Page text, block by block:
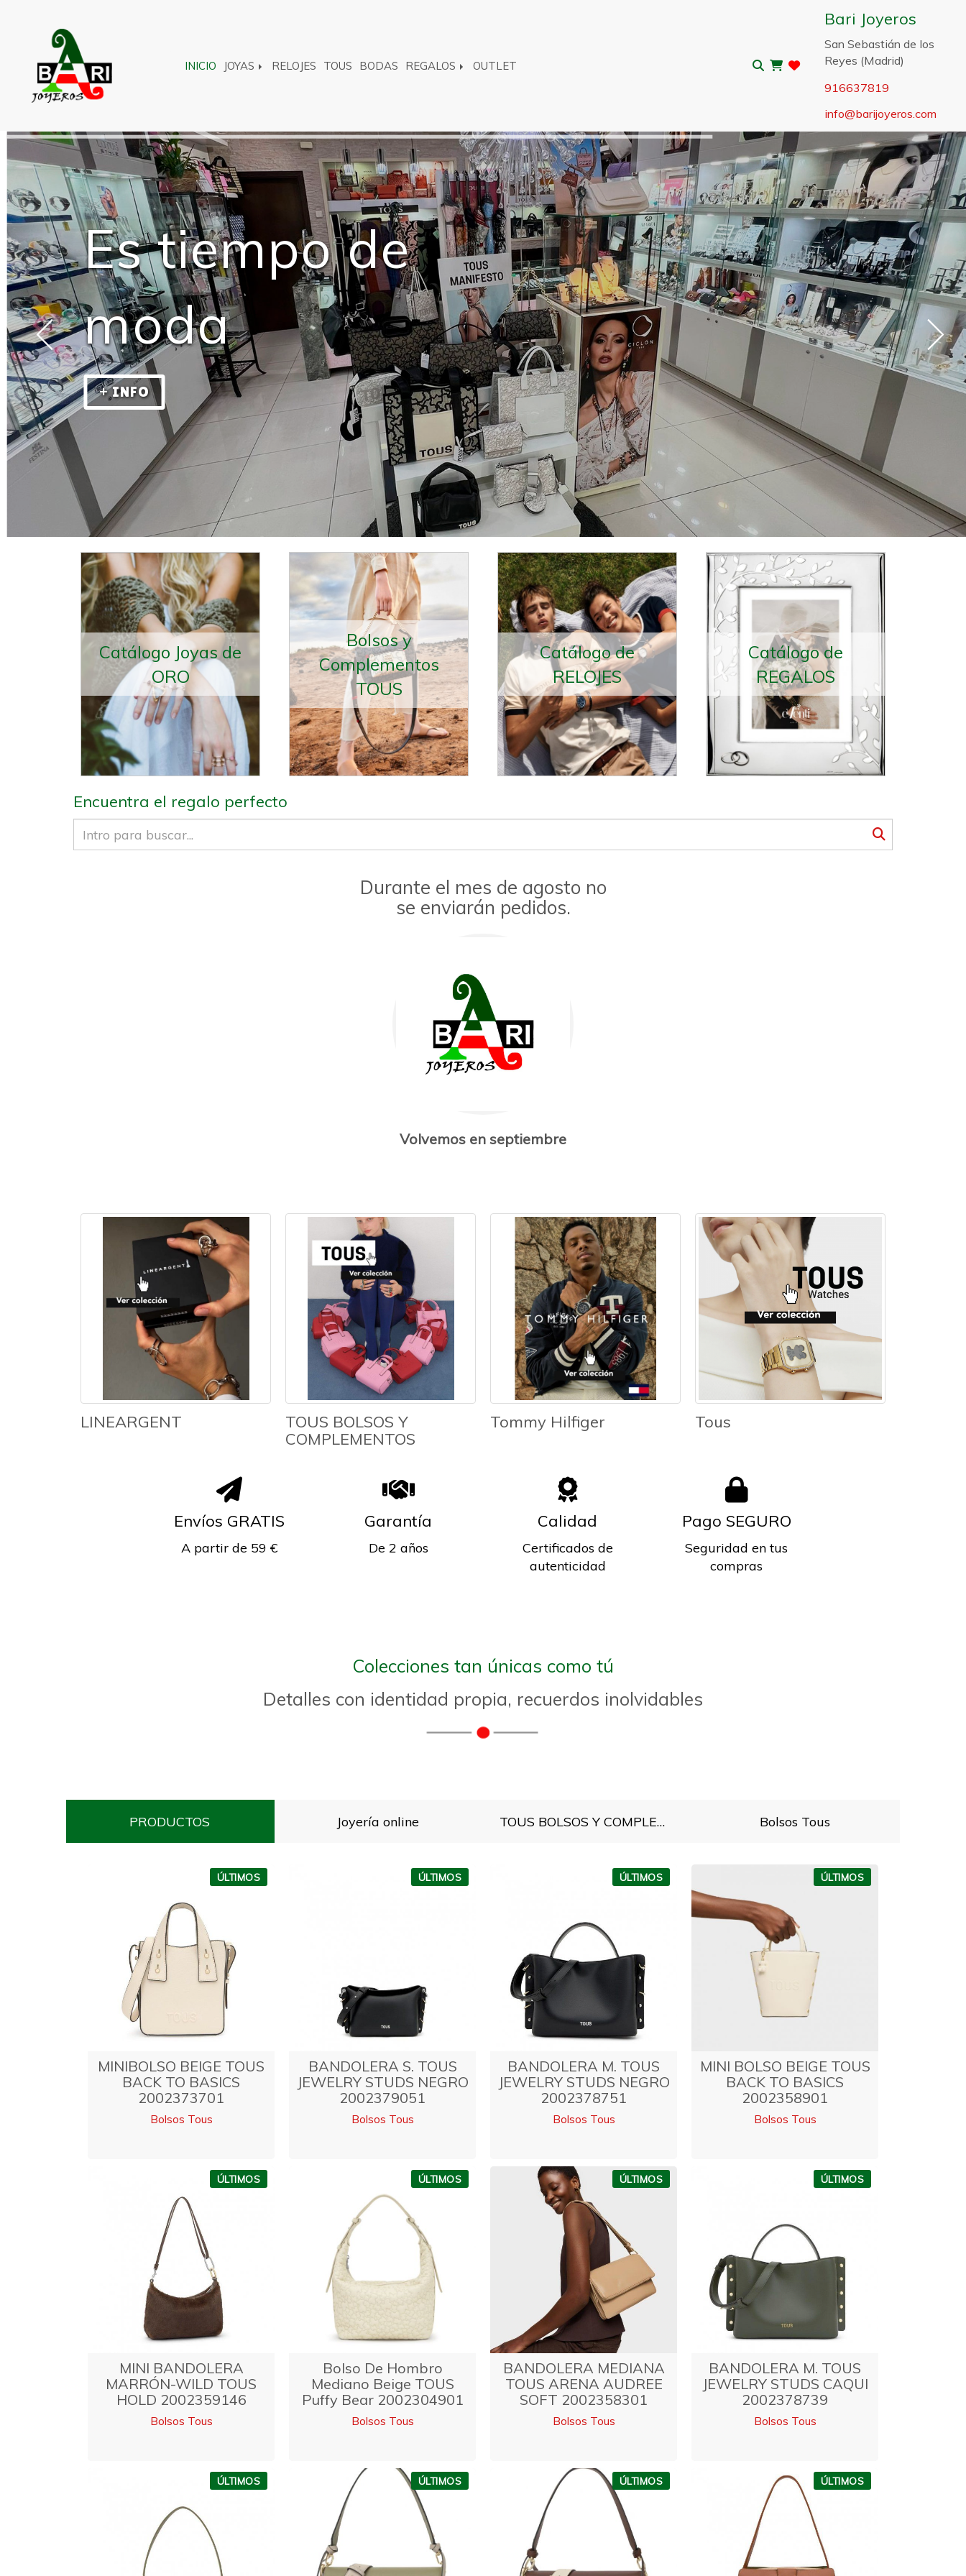
INICIO JOYAS RELOJES TOUS BODAS REGALOS OUTLET
Bari Joyeros
San Sebastián de los
Reyes (Madrid)
916637819
info
barijoyeros.com
Es tiempo de
moda
+ INFO
Joyería, relojería, plata, bolsos Tous en San Sebastián de los Reyes
Catálogo Joyas de
ORO
Bolsos y
Complementos
TOUS
Catálogo de
RELOJES
Catálogo de
REGALOS
Encuentra el regalo perfecto
Durante el mes de agosto no
se enviarán pedidos.
Volvemos en septiembre
LINEARGENT
TOUS BOLSOS Y
COMPLEMENTOS
Tommy Hilfiger Tous
Envíos GRATIS
A partir de 59 €
Garantía
De 2 años
Calidad
Certificados de
autenticidad
Pago SEGURO
Seguridad en tus
compras
Colecciones tan únicas como tú
Detalles con identidad propia, recuerdos inolvidables
PRODUCTOS Joyería online TOUS BOLSOS Y COMPLEMENTOS Bolsos Tous
ÚLTIMOS
MINIBOLSO BEIGE TOUS
BACK TO BASICS
2002373701
Bolsos Tous
ÚLTIMOS
BANDOLERA S. TOUS
JEWELRY STUDS NEGRO
2002379051
Bolsos Tous
ÚLTIMOS
BANDOLERA M. TOUS
JEWELRY STUDS NEGRO
2002378751
Bolsos Tous
ÚLTIMOS
MINI BOLSO BEIGE TOUS
BACK TO BASICS
2002358901
Bolsos Tous
ÚLTIMOS
MINI BANDOLERA
MARRÓN-WILD TOUS
HOLD 2002359146
Bolsos Tous
ÚLTIMOS
Bolso De Hombro
Mediano Beige TOUS
Puffy Bear 2002304901
Bolsos Tous
ÚLTIMOS
BANDOLERA MEDIANA
TOUS ARENA AUDREE
SOFT 2002358301
Bolsos Tous
ÚLTIMOS
BANDOLERA M. TOUS
JEWELRY STUDS CAQUI
2002378739
Bolsos Tous
ÚLTIMOS ÚLTIMOS ÚLTIMOS ÚLTIMOS